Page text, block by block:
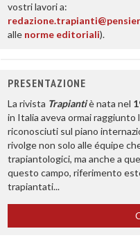
vostri lavori a:
alle norme editoriali).
PRESENTAZIONE
La rivista Trapiantiè nata nel
in Italia aveva ormai
riconosciuti sul piano
rivolge non solo alle équipe
trapiantologici, ma anche a
questo campo, riferimento
trapiantati...